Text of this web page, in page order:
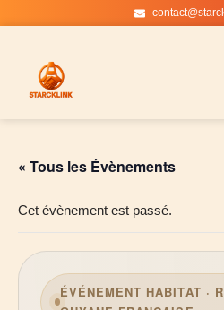
contenu
« Tous les Évènements
Cet évènement est passé.
ÉVÉNEMENT HABITAT ·